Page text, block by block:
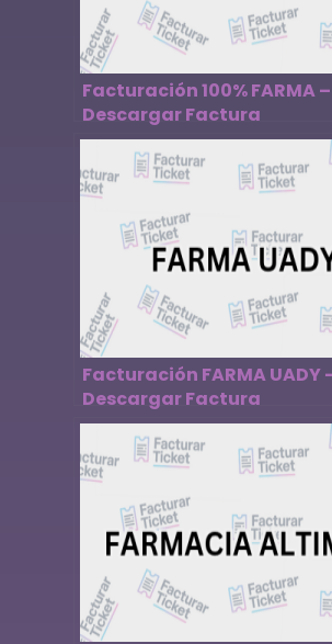
Facturación 100% FARMA –
Descargar Factura
Facturación FARMA UADY
Descargar Factura